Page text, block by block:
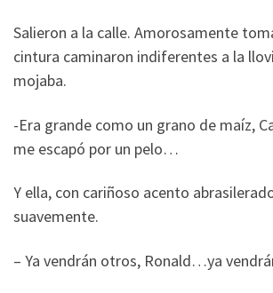
Salieron a la calle. Amorosamente
cintura caminaron indiferentes a la
mojaba.
-Era grande como un grano de maíz,
me escapó por un pelo…
Y ella, con cariñoso acento
suavemente.
– Ya vendrán otros, Ronald…ya